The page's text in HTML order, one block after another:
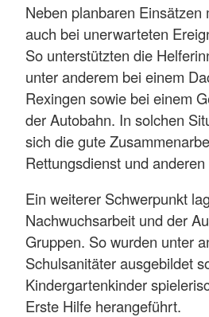
Neben planbaren Einsätzen
auch bei unerwarteten
So unterstützten die
unter anderem bei einem
Rexingen sowie bei einem
der Autobahn. In solchen
sich die gute
Rettungsdienst und
Ein weiterer Schwerpunkt
Nachwuchsarbeit und der
Gruppen. So wurden unter
Schulsanitäter ausgebildet
Kindergartenkinder
Erste Hilfe herangeführt.